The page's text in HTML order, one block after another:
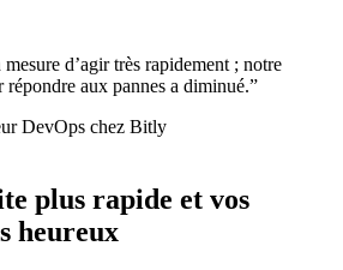
d’agir très rapidement ; notre
répondre aux pannes a diminué.”
DevOps chez Bitly
plus rapide et vos
heureux